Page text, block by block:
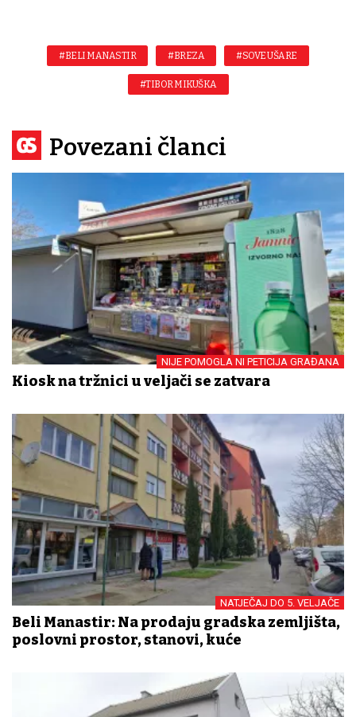
#BELI MANASTIR #BREZA #SOVE UŠARE
#TIBOR MIKUŠKA
Povezani članci
NIJE POMOGLA NI PETICIJA GRAĐANA
Kiosk na tržnici u veljači se zatvara
NATJEČAJ DO 5. VELJAČE
Beli Manastir: Na prodaju gradska zemljišta,
poslovni prostor, stanovi, kuće